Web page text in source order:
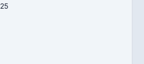
25